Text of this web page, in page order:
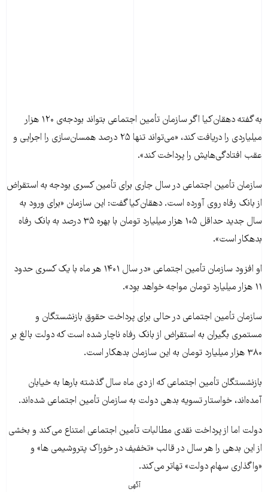
به گفته دهقان‌کیا اگر سازمان تأمین اجتماعی بتواند بودجه‌ی ۱۲۰ هزار
میلیاردی را دریافت کند، «می‌تواند تنها ۲۵ درصد همسان‌سازی را اجرایی و
عقب افتادگی‌هایش را پرداخت کند».
سازمان تأمین اجتماعی در سال جاری برای تأمین کسری بودجه به استقراض
از بانک رفاه روی آورده است. دهقان‌کیا گفت: این سازمان «برای ورود به
سال جدید حداقل ۱۰۵ هزار میلیارد تومان با بهره ۳۵ درصد به بانک رفاه
بدهکار است».
او افزود سازمان تأمین اجتماعی «در سال ۱۴۰۱ هر ماه با یک کسری حدود
۱۱ هزار میلیارد تومان مواجه خواهد بود».
سازمان تأمین اجتماعی در حالی برای پرداخت حقوق بازنشستگان و
مستمری بگیران به استقراض از بانک رفاه ناچار شده است که دولت بالغ بر
۳۸۰ هزار میلیارد تومان به این سازمان بدهکار است.
بازنشستگان تأمین اجتماعی که از دی ماه سال گذشته بارها به خیابان
آمده‌اند، خواستار تسویه بدهی دولت به سازمان تأمین اجتماعی شده‌اند.
دولت اما از پرداخت نقدی مطالبات تأمین اجتماعی امتناع می‌کند و بخشی
از این بدهی را هر سال در قالب «تخفیف در خوراک پتروشیمی ها» و
«واگذاری سهام دولت» تهاتر می‌کند.
آگهی